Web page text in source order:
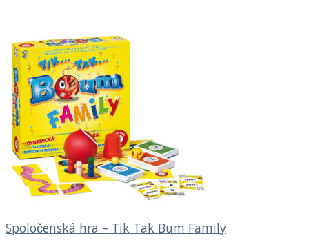
Spoločenská hra – Tik Tak Bum Family